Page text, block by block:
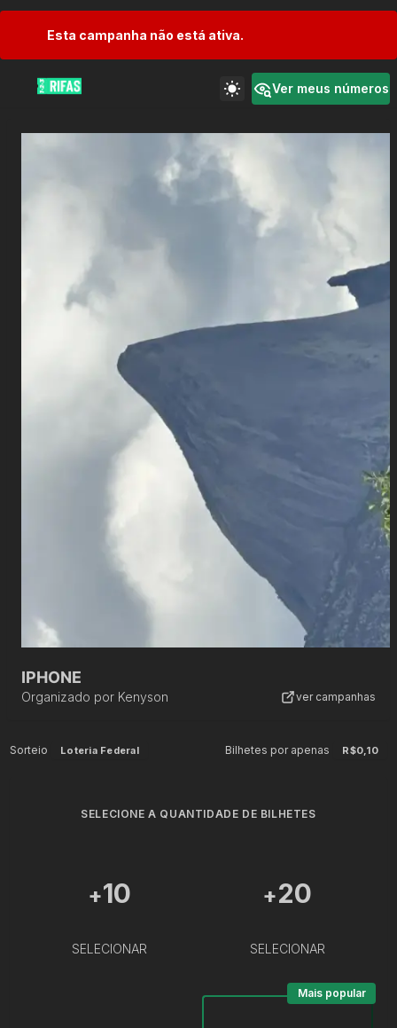
Esta campanha não está ativa.
Ver meus números
IPHONE
Organizado por Kenyson ver campanhas
Sorteio Loteria Federal Bilhetes por apenas R$0,10
SELECIONE A QUANTIDADE DE BILHETES
+10
SELECIONAR
+20
SELECIONAR
Mais popular